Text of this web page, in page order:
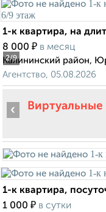
2/9
1-к квартира, на
8 000 ₽ в месяц
Калининский район,
Агентство, 05.08.2026
‹
1-к квартира,
1 000 ₽ в сутки